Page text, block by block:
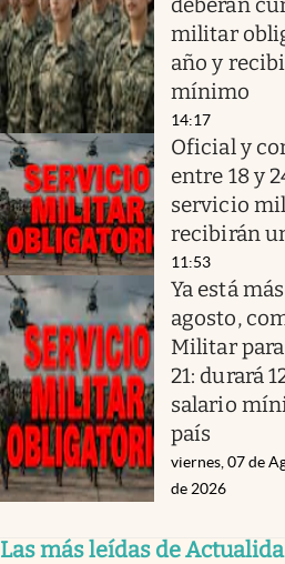
militar
año y
mínimo
14:17
Oficial y
entre 18 y
servicio
recibirán
11:53
Ya está
agosto,
Militar para
21: durará
salario
país
viernes, 07 de
de 2026
Las más leídas de